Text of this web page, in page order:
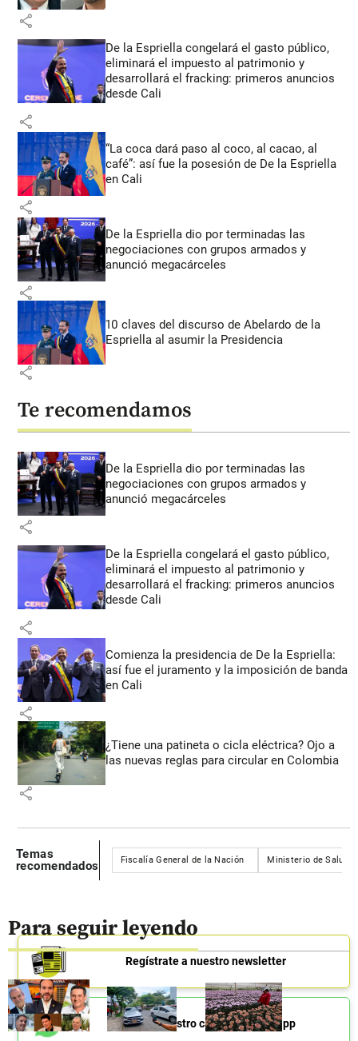
share
De la Espriella congelará el gasto público,
eliminará el impuesto al patrimonio y
desarrollará el fracking: primeros anuncios
desde Cali
share
“La coca dará paso al coco, al cacao, al
café”: así fue la posesión de De la Espriella
en Cali
share
De la Espriella dio por terminadas las
negociaciones con grupos armados y
anunció megacárceles
share
10 claves del discurso de Abelardo de la
Espriella al asumir la Presidencia
share
Te recomendamos
De la Espriella dio por terminadas las
negociaciones con grupos armados y
anunció megacárceles
share
De la Espriella congelará el gasto público,
eliminará el impuesto al patrimonio y
desarrollará el fracking: primeros anuncios
desde Cali
share
Comienza la presidencia de De la Espriella:
así fue el juramento y la imposición de banda
en Cali
share
¿Tiene una patineta o cicla eléctrica? Ojo a
las nuevas reglas para circular en Colombia
share
Temas
recomendados
Fiscalía General de la Nación Ministerio de Salud
Para seguir leyendo
Regístrate a nuestro newsletter
Únete a nuestro canal de Whatsapp